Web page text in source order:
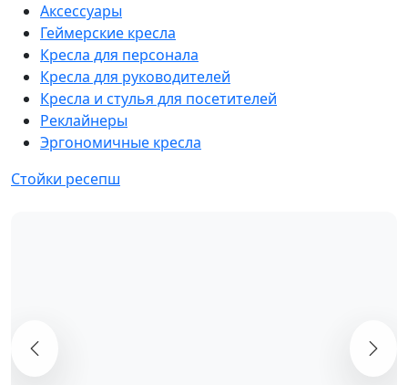
Аксессуары
Геймерские кресла
Кресла для персонала
Кресла для руководителей
Кресла и стулья для посетителей
Реклайнеры
Эргономичные кресла
Стойки ресепш